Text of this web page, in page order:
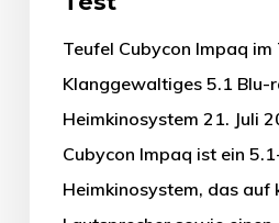
Teufel Cubycon Impaq im
Klanggewaltiges 5.1 Blu-
Heimkinosystem 21. Juli
Cubycon Impaq ist ein
Heimkinosystem, das auf